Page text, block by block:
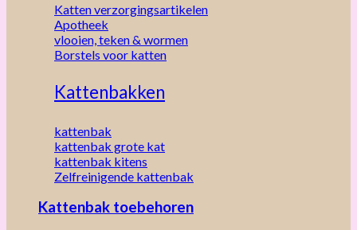
Katten verzorgingsartikelen
Apotheek
vlooien, teken & wormen
Borstels voor katten
Kattenbakken
kattenbak
kattenbak grote kat
kattenbak kitens
Zelfreinigende kattenbak
Kattenbak toebehoren